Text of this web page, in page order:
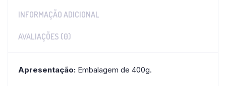
INFORMAÇÃO ADICIONAL
AVALIAÇÕES (0)
Apresentação: Embalagem de 400g.